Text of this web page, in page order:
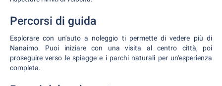
Percorsi di guida
Esplorare con un'auto a noleggio ti permette di vedere più di
Nanaimo. Puoi iniziare con una visita al centro città, poi
proseguire verso le spiagge e i parchi naturali per un'esperienza
completa.